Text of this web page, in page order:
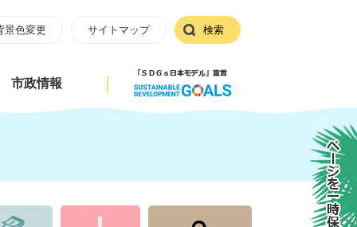
景色変更 サイトマップ 検索
市政情報
ページを一時保存する